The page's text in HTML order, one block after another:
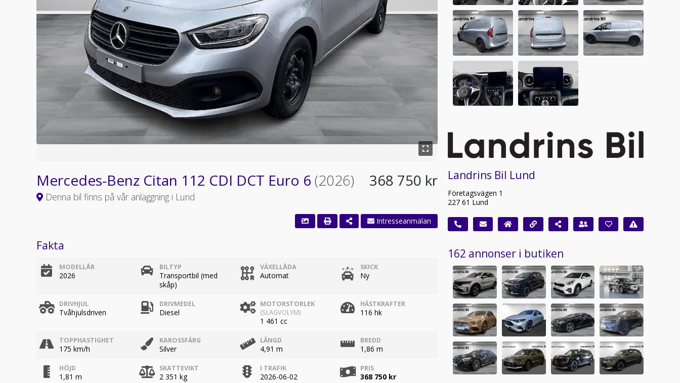
Mercedes-Benz Citan 112 CDI DCT Euro 6 (2026)
Denna bil finns på vår anläggning i Lund
368 750 kr
Intresseanmälan
Fakta
MODELLÅR
2026
BILTYP
Transportbil (med
skåp)
VÄXELLÅDA
Automat
SKICK
Ny
DRIVHJUL
Tvåhjulsdriven
DRIVMEDEL
Diesel
MOTORSTORLEK
(SLAGVOLYM)
1 461 cc
HÄSTKRAFTER
116 hk
TOPPHASTIGHET
175 km/h
KAROSSFÄRG
Silver
LÄNGD
4,91 m
BREDD
1,86 m
HÖJD
1,81 m
SKATTEVIKT
2 351 kg
I TRAFIK
2026-06-02
PRIS
368 750 kr
Landrins Bil Lund
Företagsvägen 1
227 61 Lund
162 annonser i butiken